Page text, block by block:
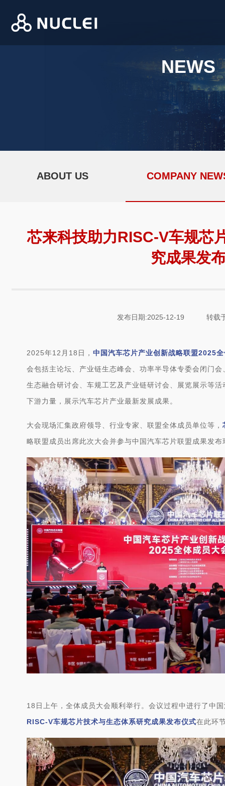
NEWS
ABOUT US COMPANY
芯来科技助力RISC-V车规芯
究成果发
发布日期:2025-12-19 转载
2025年12月18日， 中国汽车芯片产业创新战略联盟2025全
会包括主论坛、产业链生态峰会、功率半导体专委会闭门
生态融合研讨会、车规工艺及产业链研讨会、展览展示等活
下游力量，展示汽车芯片产业最新发展成果。
大会现场汇集政府领导、行业专家、联盟全体成员单位等，
略联盟成员出席此次大会并参与中国汽车芯片联盟成果发布
18日上午，全体成员大会顺利举行。会议过程中进行了中
RISC-V车规芯片技术与生态体系研究成果发布仪式在此环